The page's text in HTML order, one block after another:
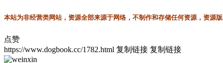
本站为非经营类网站，资源全部来源于网络，不制作和存储任何资源，资源
点赞
https://www.dogbook.cc/1782.html 复制链接 复制链接